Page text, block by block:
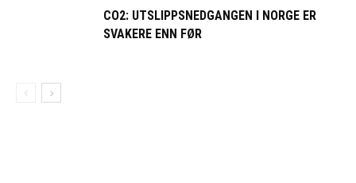
CO2: UTSLIPPSNEDGANGEN I NORGE ER
SVAKERE ENN FØR